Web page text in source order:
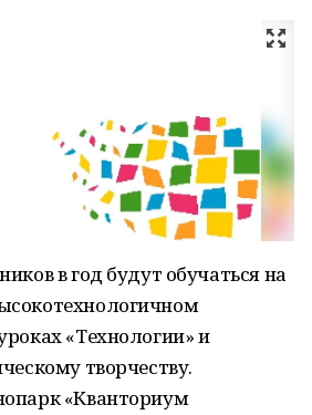
в год будут обучаться на
«Технологии» и
творчеству.
«Кванториум